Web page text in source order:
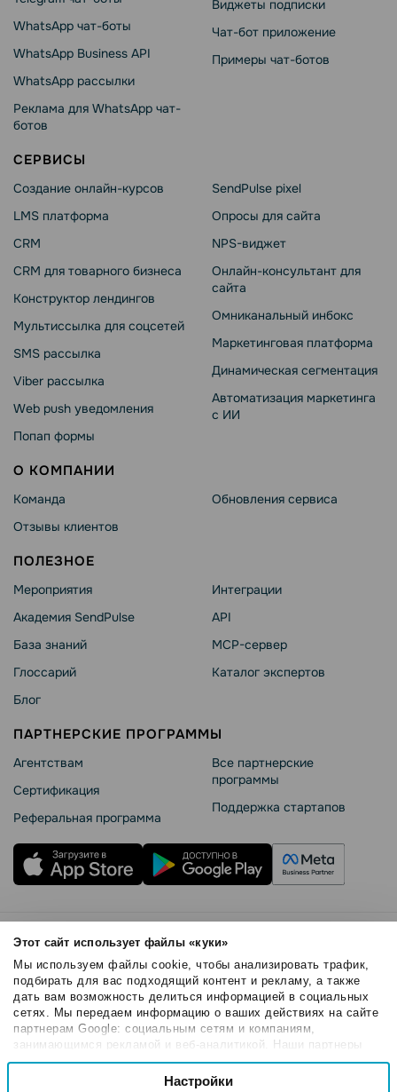
Этот сайт использует файлы «куки»
Мы используем файлы cookie, чтобы анализировать трафик,
подбирать для вас подходящий контент и рекламу, а также
дать вам возможность делиться информацией в социальных
сетях. Мы передаем информацию о ваших действиях на сайте
партнерам Google: социальным сетям и компаниям,
занимающимся рекламой и веб-аналитикой. Наши партнеры
могут комбинировать эти сведения с предоставленной вами
информацией, а также данными, которые они получили при
Выбор
Настройки
WhatsApp чат-боты
WhatsApp Business API
WhatsApp рассылки
Реклама для WhatsApp чат-
ботов
Виджеты подписки
Чат-бот приложение
Примеры чат-ботов
СЕРВИСЫ
Создание онлайн-курсов
LMS платформа
CRM
CRM для товарного бизнеса
Конструктор лендингов
Мультиссылка для соцсетей
SMS рассылка
Viber рассылка
Web push уведомления
Попап формы
SendPulse pixel
Опросы для сайта
NPS-виджет
Онлайн-консультант для
сайта
Омниканальный инбокс
Маркетинговая платформа
Динамическая сегментация
Автоматизация маркетинга
с ИИ
О КОМПАНИИ
Команда
Отзывы клиентов
Обновления сервиса
ПОЛЕЗНОЕ
Мероприятия
Академия SendPulse
База знаний
Глоссарий
Блог
Интеграции
API
MCP-сервер
Каталог экспертов
ПАРТНЕРСКИЕ ПРОГРАММЫ
Агентствам
Сертификация
Реферальная программа
Все партнерские
программы
Поддержка стартапов
Правила использования
Безопасность SendPulse
Политика конфиденциальности
Политика Cookies
© 2015 - 2026. SendPulse Inc. Все права защищены